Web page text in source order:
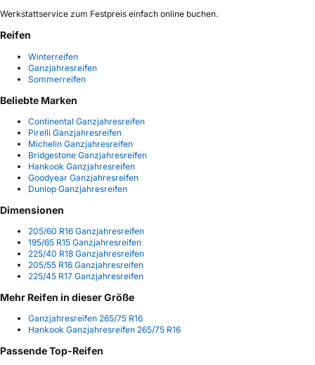
Werkstattservice zum Festpreis einfach online buchen.
Reifen
Winterreifen
Ganzjahresreifen
Sommerreifen
Beliebte Marken
Continental Ganzjahresreifen
Pirelli Ganzjahresreifen
Michelin Ganzjahresreifen
Bridgestone Ganzjahresreifen
Hankook Ganzjahresreifen
Goodyear Ganzjahresreifen
Dunlop Ganzjahresreifen
Dimensionen
205/60 R16 Ganzjahresreifen
195/65 R15 Ganzjahresreifen
225/40 R18 Ganzjahresreifen
205/55 R16 Ganzjahresreifen
225/45 R17 Ganzjahresreifen
Mehr Reifen in dieser Größe
Ganzjahresreifen 265/75 R16
Hankook Ganzjahresreifen 265/75 R16
Passende Top-Reifen